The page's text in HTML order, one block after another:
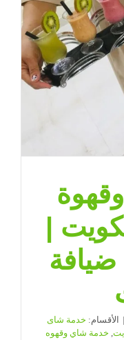
مغلقة
|
| ضيافة
| الأقسام: خدمة شاى
, خدمة شاي وقهوه